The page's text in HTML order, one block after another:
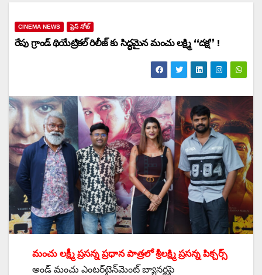
CINEMA NEWS ప్రెస్ నోట్
రేపు గ్రాండ్ థియేట్రికల్ రిలీజ్ కు సిద్ధమైన మంచు లక్ష్మి “దక్ష” !
మంచు లక్ష్మీ ప్రసన్న ప్రధాన పాత్రలో శ్రీలక్ష్మి ప్రసన్న పిక్చర్స్
అండ్ మంచు ఎంటర్‌టైన్‌మెంట్ బ్యానర్లపై